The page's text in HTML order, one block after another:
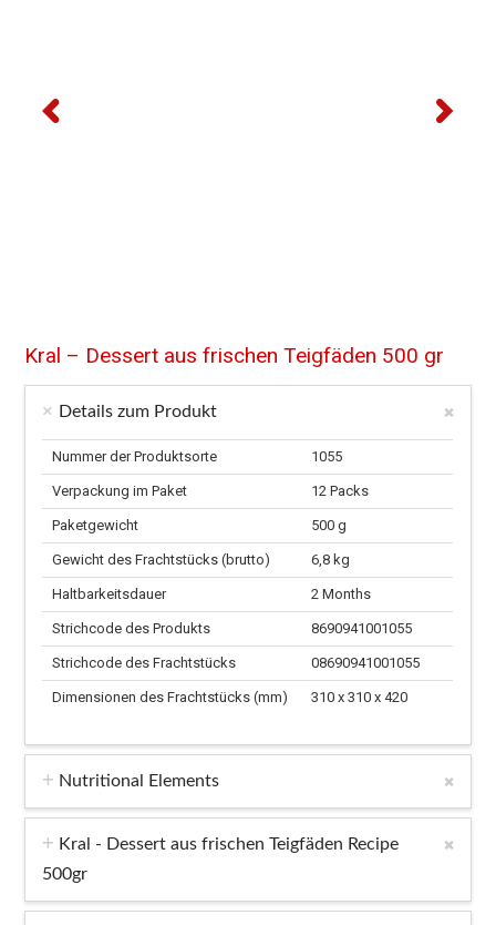
Kral – Dessert aus frischen Teigfäden 500 gr
Details zum Produkt
Nummer der Produktsorte 1055
Verpackung im Paket 12 Packs
Paketgewicht 500 g
Gewicht des Frachtstücks (brutto) 6,8 kg
Haltbarkeitsdauer 2 Months
Strichcode des Produkts 8690941001055
Strichcode des Frachtstücks 08690941001055
Dimensionen des Frachtstücks (mm) 310 x 310 x 420
Nutritional Elements
Kral - Dessert aus frischen Teigfäden Recipe
500gr